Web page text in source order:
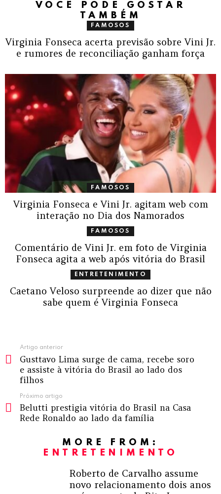
VOCÊ PODE GOSTAR
TAMBÉM
FAMOSOS
Virginia Fonseca acerta previsão sobre Vini Jr.
e rumores de reconciliação ganham força
FAMOSOS
Virginia Fonseca e Vini Jr. agitam web com
interação no Dia dos Namorados
FAMOSOS
Comentário de Vini Jr. em foto de Virginia
Fonseca agita a web após vitória do Brasil
ENTRETENIMENTO
Caetano Veloso surpreende ao dizer que não
sabe quem é Virginia Fonseca
mais
Artigo anterior
Gusttavo Lima surge de cama, recebe soro
e assiste à vitória do Brasil ao lado dos
filhos
Próximo artigo
Belutti prestigia vitória do Brasil na Casa
Rede Ronaldo ao lado da família
MORE FROM:
ENTRETENIMENTO
Roberto de Carvalho assume
novo relacionamento dois anos